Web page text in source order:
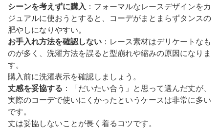
シーンを考えずに購入 ：フォーマルなレースデザインをカ
ジュアルに使おうとすると、コーデがまとまらずタンスの
肥やしになりやすい。
お手入れ方法を確認しない ：レース素材はデリケートなも
のが多く、洗濯方法を誤ると型崩れや縮みの原因になりま
す。
購入前に洗濯表示を確認しましょう。
丈感を妥協する ：「だいたい合う」と思って選んだ丈が、
実際のコーデで使いにくかったというケースは非常に多い
です。
丈は妥協しないことが長く着るコツです。